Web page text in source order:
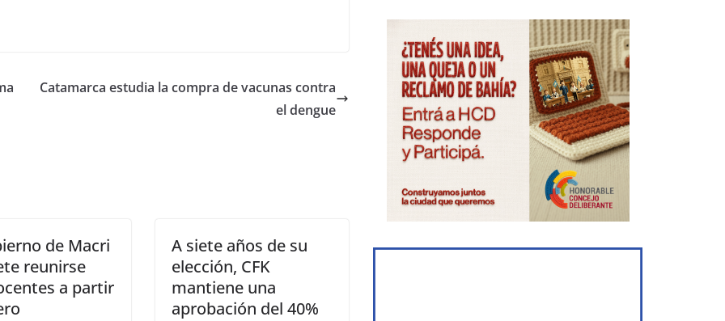
Catamarca estudia la compra de vacunas contra
el dengue
de Macri
reunirse
a partir
A siete años de su
elección, CFK
mantiene una
aprobación del 40%